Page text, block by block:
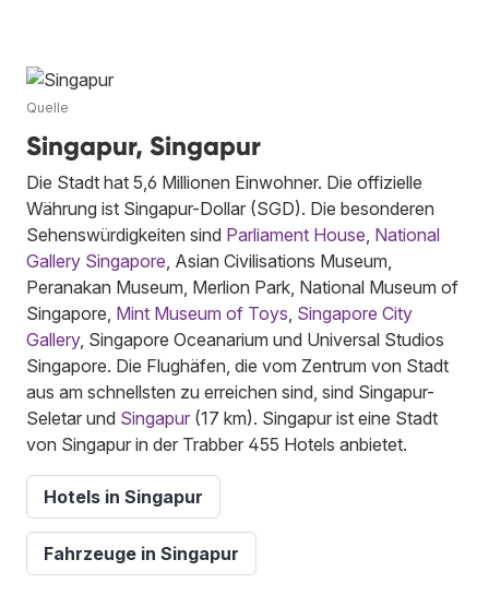
Quelle
Singapur, Singapur
Die Stadt hat 5,6 Millionen Einwohner. Die offizielle
Währung ist Singapur-Dollar (SGD). Die besonderen
Sehenswürdigkeiten sind Parliament House National
Gallery Singapore , Asian Civilisations Museum,
Peranakan Museum, Merlion Park, National Museum of
Singapore, Mint Museum of Toys Singapore City
Gallery, Singapore Oceanarium und Universal Studios
Singapore. Die Flughäfen, die vom Zentrum von Stadt
aus am schnellsten zu erreichen sind, sind Singapur-
Seletar und Singapur (17 km). Singapur ist eine Stadt
von Singapur in der Trabber 455 Hotels anbietet.
Hotels in Singapur
Fahrzeuge in Singapur